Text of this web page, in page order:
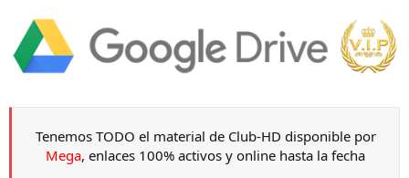
Tenemos TODO el material de Club-HD disponible por
Mega, enlaces 100% activos y online hasta la fecha